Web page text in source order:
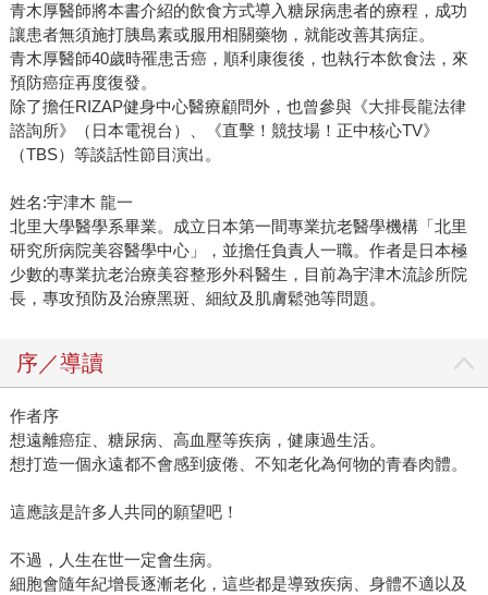
青木厚醫師將本書介紹的飲食方式導入糖尿病患者的療程，成功
讓患者無須施打胰島素或服用相關藥物，就能改善其病症。
青木厚醫師40歲時罹患舌癌，順利康復後，也執行本飲食法，來
預防癌症再度復發。
除了擔任RIZAP健身中心醫療顧問外，也曾參與《大排長龍法律
諮詢所》（日本電視台）、《直擊！競技場！正中核心TV》
（TBS）等談話性節目演出。
姓名:宇津木 龍一
北里大學醫學系畢業。成立日本第一間專業抗老醫學機構「北里
研究所病院美容醫學中心」，並擔任負責人一職。作者是日本極
少數的專業抗老治療美容整形外科醫生，目前為宇津木流診所院
長，專攻預防及治療黑斑、細紋及肌膚鬆弛等問題。
序／導讀
作者序
想遠離癌症、糖尿病、高血壓等疾病，健康過生活。
想打造一個永遠都不會感到疲倦、不知老化為何物的青春肉體。
這應該是許多人共同的願望吧！
不過，人生在世一定會生病。
細胞會隨年紀增長逐漸老化，這些都是導致疾病、身體不適以及